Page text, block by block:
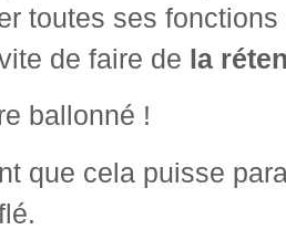
toutes ses
de faire de la
ballonné !
que cela puisse